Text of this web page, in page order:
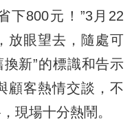
下800元！”3月22
放眼望去，隨處可
換新”的標識和告示
顧客熱情交談，不
現場十分熱鬧。